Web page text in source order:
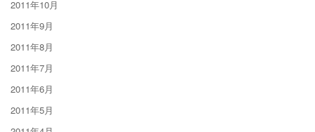
2011年10月
2011年9月
2011年8月
2011年7月
2011年6月
2011年5月